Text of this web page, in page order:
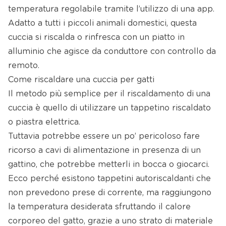
temperatura regolabile tramite l’utilizzo di una app.
Adatto a tutti i piccoli animali domestici, questa
cuccia si riscalda o rinfresca con un piatto in
alluminio che agisce da conduttore con controllo da
remoto.
Come riscaldare una cuccia per gatti
Il metodo più semplice per il riscaldamento di una
cuccia è quello di utilizzare un tappetino riscaldato
o piastra elettrica.
Tuttavia potrebbe essere un po’ pericoloso fare
ricorso a cavi di alimentazione in presenza di un
gattino, che potrebbe metterli in bocca o giocarci.
Ecco perché esistono tappetini autoriscaldanti che
non prevedono prese di corrente, ma raggiungono
la temperatura desiderata sfruttando il calore
corporeo del gatto, grazie a uno strato di materiale